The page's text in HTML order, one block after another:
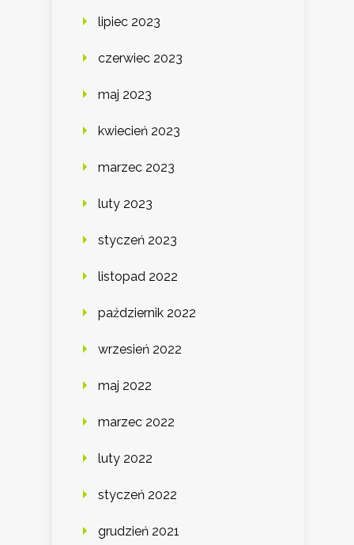
lipiec 2023
czerwiec 2023
maj 2023
kwiecień 2023
marzec 2023
luty 2023
styczeń 2023
listopad 2022
październik 2022
wrzesień 2022
maj 2022
marzec 2022
luty 2022
styczeń 2022
grudzień 2021